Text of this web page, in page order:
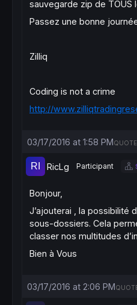
sauvegarde zip de TOUS
Passez une bonne
Zilliq
Coding is not a crime
http://
03/17/2016 at 1:58 PMQUOTE
RicLg Participant
Bonjour,
J’ajouterai , la possibilité
sous-dossiers. Cela
classer nos multitudes
Bien à Vous
03/17/2016 at 2:06 PM